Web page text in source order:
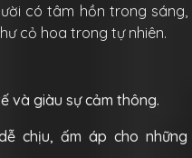
có tâm hồn trong sáng,
cỏ hoa trong tự nhiên.
và giàu sự cảm thông.
chịu, ấm áp cho những